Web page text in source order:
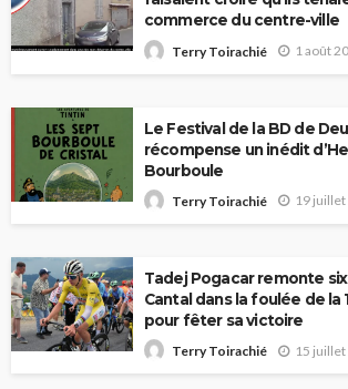
commerce du centre-ville
Terry Toirachié 1 août
Le Festival de la BD de
récompense un inédit
Bourboule
Terry Toirachié 19
Tadej Pogacar remonte
Cantal dans la foulée de la
pour fêter sa victoire
Terry Toirachié 15